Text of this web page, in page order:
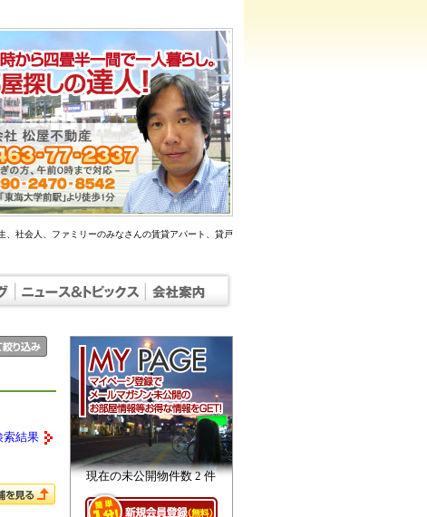
社会人、ファミリーのみなさんの賃貸アパート、貸戸
現在の未公開物件数 2 件
索結果